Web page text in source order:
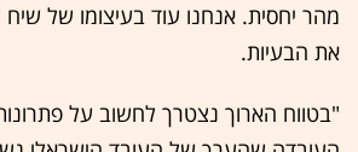
מהר יחסית. אנחנו עוד בעיצומו של שיח
את הבעיות.
"בטווח הארוך נצטרך לחשוב על